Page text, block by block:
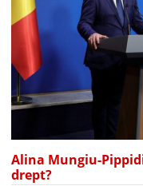
Alina Mungiu-
drept?